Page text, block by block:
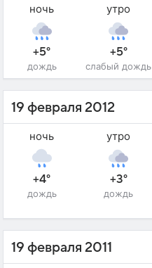
ночь
+5°
дождь
утро
+5°
слабый дождь
19 февраля 2012
ночь
+4°
дождь
утро
+3°
дождь
19 февраля 2011